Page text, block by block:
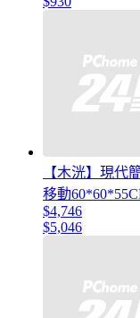
【木洸】現代
移動
$4,746
$5,046